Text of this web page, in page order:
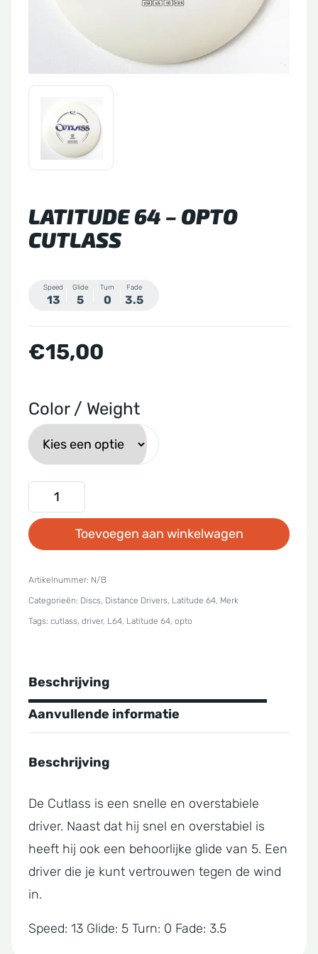
Sacs
LATITUDE 64 – OPTO
CUTLASS
Speed
13
Glide
5
Turn
0
Fade
3.5
€15,00
Color / Weight
Latitude
64
-
Cutlass
aantal
Toevoegen aan winkelwagen
Artikelnummer: N/B
Categorieën: Discs, Distance Drivers, Latitude 64, Merk
Tags: cutlass, driver, L64, Latitude 64, opto
Beschrijving
Aanvullende informatie
Beschrijving
De Cutlass is een snelle en overstabiele
driver. Naast dat hij snel en overstabiel is
heeft hij ook een behoorlijke glide van 5. Een
driver die je kunt vertrouwen tegen de wind
in.
Speed: 13 Glide: 5 Turn: 0 Fade: 3.5